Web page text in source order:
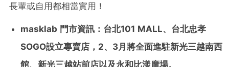
長輩或自用都相當實用！
masklab 門市資訊： 台北101 MALL、台北忠孝
SOGO設立專賣店， 2、 3月將全面進駐新光三越南西
館、新光三越站前店以及永和比漾廣場。